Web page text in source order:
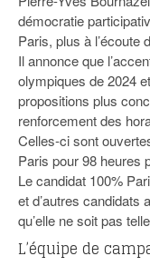
démocratie
Paris, plus à l’écoute
Il annonce que
olympiques de 2024
propositions plus
renforcement des
Celles-ci sont
Paris pour 98 heures
Le candidat 100%
et d’autres candidats
qu’elle ne soit pas
L’équipe de